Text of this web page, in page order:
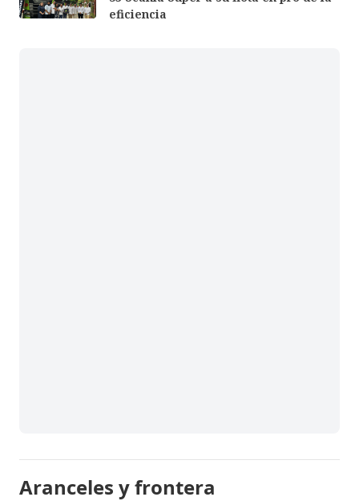
eficiencia
Aranceles y frontera